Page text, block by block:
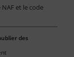
et le code
des